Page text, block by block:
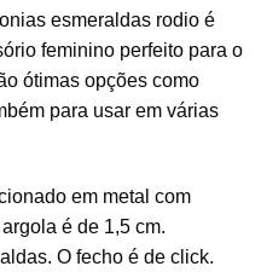
esmeraldas rodio é
feminino perfeito para o
ótimas opções como
para usar em várias
em metal com
é de 1,5 cm.
O fecho é de click.